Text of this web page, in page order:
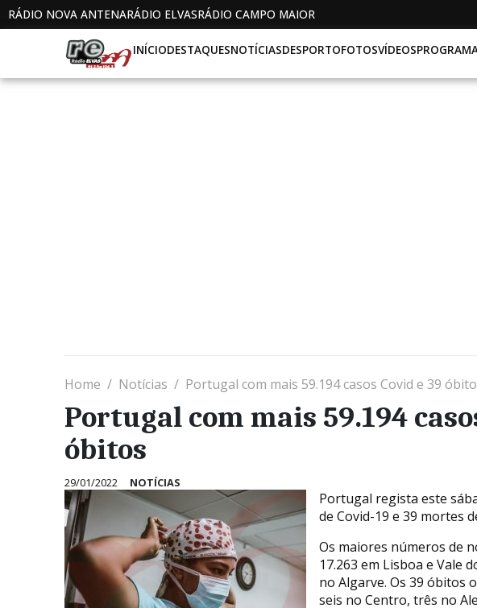
RÁDIO NOVA ANTENARÁDIO ELVASRÁDIO CAMPO MAIOR
INÍCIODESTAQUESNOTÍCIASDESPORTOFOTOSVÍDEOS
Home Notícias Portugal com mais 59.194 casos Covid e 39
Portugal com mais 59.194
óbitos
29/01/2022 NOTÍCIAS
Portugal regista este
de Covid-19 e 39 mortes
Os maiores números de
17.263 em Lisboa e Vale
no Algarve. Os 39 óbitos
seis no Centro, três no